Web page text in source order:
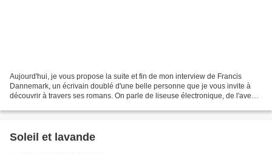
Aujourd'hui, je vous propose la suite et fin de mon interview de Francis
Dannemark, un écrivain doublé d'une belle personne que je vous invite à
découvrir à travers ses romans. On parle de liseuse électronique, de l'avenir
Soleil et lavande